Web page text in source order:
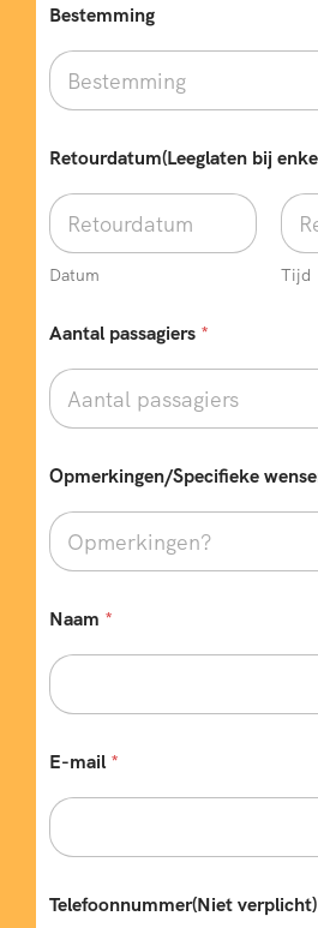
Bestemming
Retourdatum(Leeglaten bij
Datum Tijd
Aantal passagiers *
Opmerkingen/Specifieke
Naam *
-
a
i
e
E-mail *
Telefoonnummer(Niet verplicht)